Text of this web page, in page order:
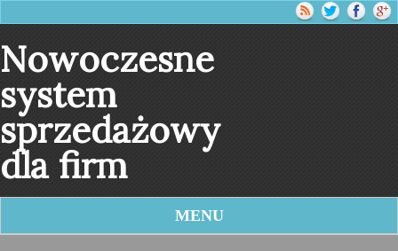
Nowoczesne
system
sprzedażowy
dla firm
MENU